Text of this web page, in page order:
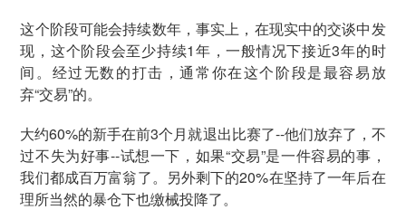
这个阶段可能会持续数年，事实上，在现实中的交谈中发
现，这个阶段会至少持续1年，一般情况下接近3年的时
间。经过无数的打击，通常你在这个阶段是最容易放
弃“交易”的。
大约60%的新手在前3个月就退出比赛了--他们放弃了，不
过不失为好事--试想一下，如果“交易”是一件容易的事，
我们都成百万富翁了。另外剩下的20%在坚持了一年后在
理所当然的暴仓下也缴械投降了。